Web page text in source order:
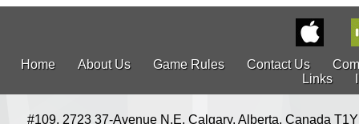
Home About Us Game Rules Contact Us
Links
#109, 2723 37-Avenue N.E. Calgary, Alberta, Canada